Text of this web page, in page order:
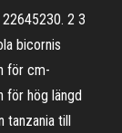
2 3
bicornis
för cm-
för hög längd
tanzania till